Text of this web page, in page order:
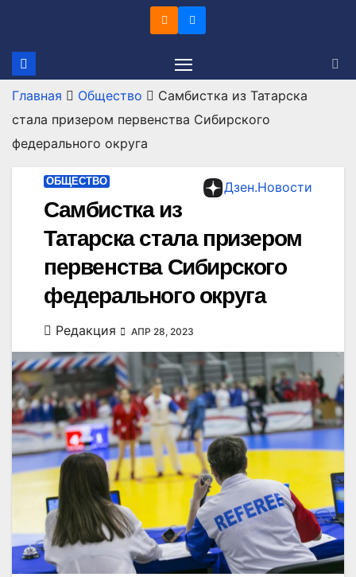
содержимому
Главная Общество
Самбистка из Татарска
стала призером первенства Сибирского
федерального округа
Дзен.Новости
ОБЩЕСТВО
Самбистка из
Татарска стала призером
первенства Сибирского
федерального округа
Редакция АПР 28, 2023